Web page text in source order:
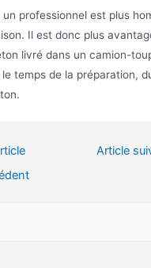
professionnel est plus
Il est donc plus
livré dans un camion-
temps de la préparation,
Article